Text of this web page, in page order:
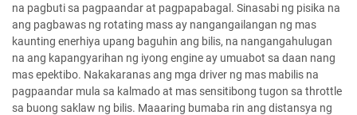
na pagbuti sa pagpaandar at pagpapabagal. Sinasabi ng pisika na
ang pagbawas ng rotating mass ay nangangailangan ng mas
kaunting enerhiya upang baguhin ang bilis, na nangangahulugan
na ang kapangyarihan ng iyong engine ay umuabot sa daan nang
mas epektibo. Nakakaranas ang mga driver ng mas mabilis na
pagpaandar mula sa kalmado at mas sensitibong tugon sa throttle
sa buong saklaw ng bilis. Maaaring bumaba rin ang distansya ng